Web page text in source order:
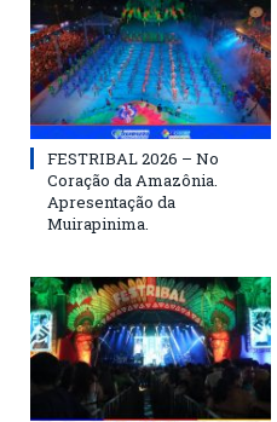
FESTRIBAL 2026 – No
Coração da Amazônia.
Apresentação da
Muirapinima.